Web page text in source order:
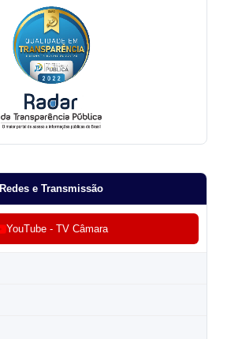
Redes e Transmissão
YouTube - TV Câmara